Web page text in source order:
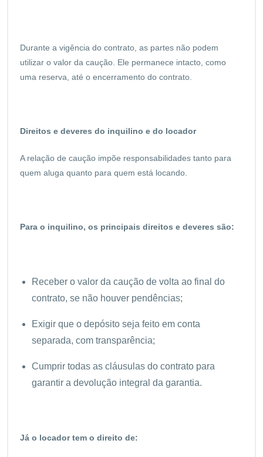
Durante a vigência do contrato, as partes não podem
utilizar o valor da caução. Ele permanece intacto, como
uma reserva, até o encerramento do contrato.
Direitos e deveres do inquilino e do locador
A relação de caução impõe responsabilidades tanto para
quem aluga quanto para quem está locando.
Para o inquilino, os principais direitos e deveres são:
Receber o valor da caução de volta ao final do
contrato, se não houver pendências;
Exigir que o depósito seja feito em conta
separada, com transparência;
Cumprir todas as cláusulas do contrato para
garantir a devolução integral da garantia.
Já o locador tem o direito de: